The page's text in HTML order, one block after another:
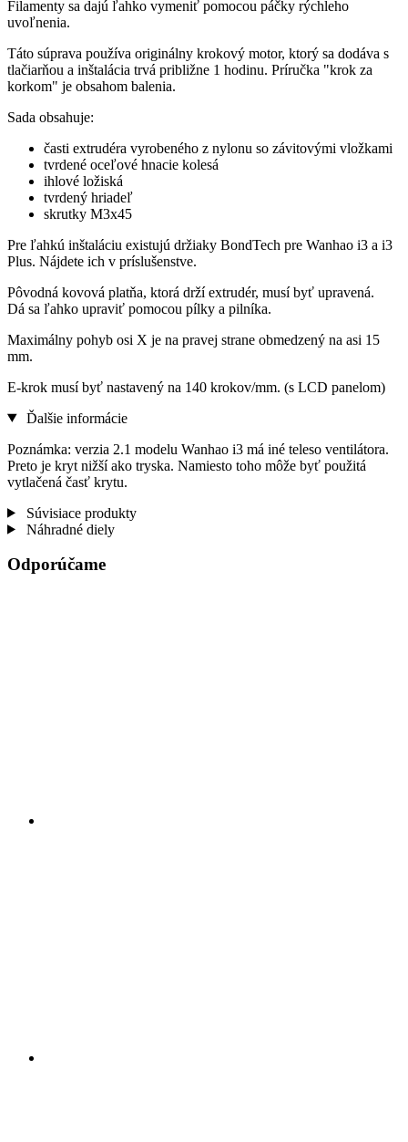
Filamenty sa dajú ľahko vymeniť pomocou páčky rýchleho
uvoľnenia.
Táto súprava používa originálny krokový motor, ktorý sa dodáva s
tlačiarňou a inštalácia trvá približne 1 hodinu. Príručka "krok za
korkom" je obsahom balenia.
Sada obsahuje:
časti extrudéra vyrobeného z nylonu so závitovými vložkami
tvrdené oceľové hnacie kolesá
ihlové ložiská
tvrdený hriadeľ
skrutky M3x45
Pre ľahkú inštaláciu existujú držiaky BondTech pre Wanhao i3 a i3
Plus. Nájdete ich v príslušenstve.
Pôvodná kovová platňa, ktorá drží extrudér, musí byť upravená.
Dá sa ľahko upraviť pomocou pílky a pilníka.
Maximálny pohyb osi X je na pravej strane obmedzený na asi 15
mm.
E-krok musí byť nastavený na 140 krokov/mm. (s LCD panelom)
Ďalšie informácie
Poznámka: verzia 2.1 modelu Wanhao i3 má iné teleso ventilátora.
Preto je kryt nižší ako tryska. Namiesto toho môže byť použitá
vytlačená časť krytu.
Súvisiace produkty
Náhradné diely
Odporúčame